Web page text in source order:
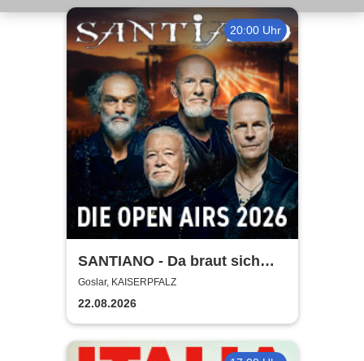
20:00 Uhr
SANTIANO - Da braut sich
was zusammen - Open Air
2026
Goslar, KAISERPFALZ
22.08.2026